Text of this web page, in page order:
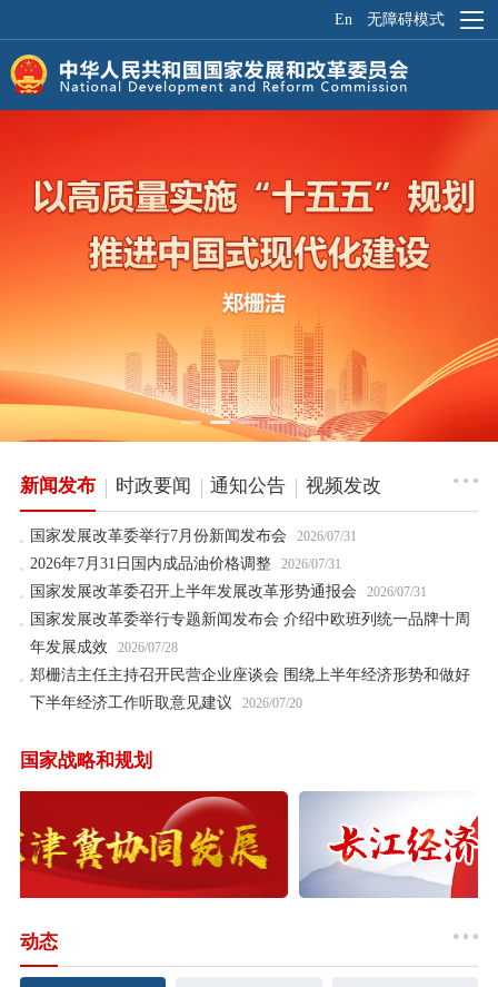
En 无障碍模式
菜
新闻发布 时政要闻 通知公告 视频发改
国家发展改革委举行7月份新闻发布会 2026/07/31
2026年7月31日国内成品油价格调整 2026/07/31
国家发展改革委召开上半年发展改革形势通报会 2026/07/31
国家发展改革委举行专题新闻发布会 介绍中欧班列统一品牌十周
年发展成效
2026/07/28
郑栅洁主任主持召开民营企业座谈会 围绕上半年经济形势和做好
下半年经济工作听取意见建议
2026/07/20
国家战略和规划
动态